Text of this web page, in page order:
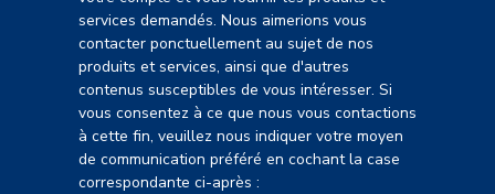
services demandés. Nous aimerions vous
contacter ponctuellement au sujet de nos
produits et services, ainsi que d'autres
contenus susceptibles de vous intéresser. Si
vous consentez à ce que nous vous contactions
à cette fin, veuillez nous indiquer votre moyen
de communication préféré en cochant la case
correspondante ci-après :